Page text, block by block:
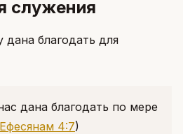
служения
благодать для
дана благодать по мере
Ефесянам 4:7)